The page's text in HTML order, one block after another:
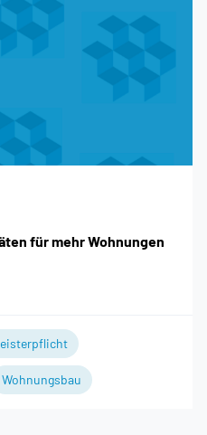
für mehr Wohnungen
Wohnungsbau